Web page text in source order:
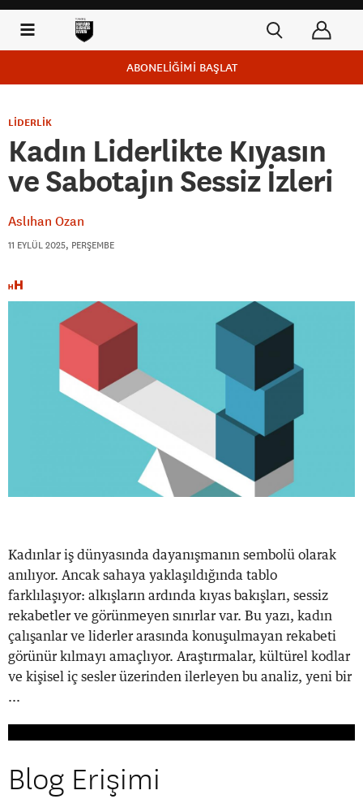
ABONELİĞİMİ BAŞLAT
LİDERLİK
Kadın Liderlikte Kıyasın
ve Sabotajın Sessiz İzleri
Aslıhan Ozan
11 EYLÜL 2025, PERŞEMBE
Kadınlar iş dünyasında dayanışmanın sembolü olarak
anılıyor. Ancak sahaya yaklaşıldığında tablo
farklılaşıyor: alkışların ardında kıyas bakışları, sessiz
rekabetler ve görünmeyen sınırlar var. Bu yazı, kadın
çalışanlar ve liderler arasında konuşulmayan rekabeti
görünür kılmayı amaçlıyor. Araştırmalar, kültürel kodlar
ve kişisel iç sesler üzerinden ilerleyen bu analiz, yeni bir
...
Blog Erişimi